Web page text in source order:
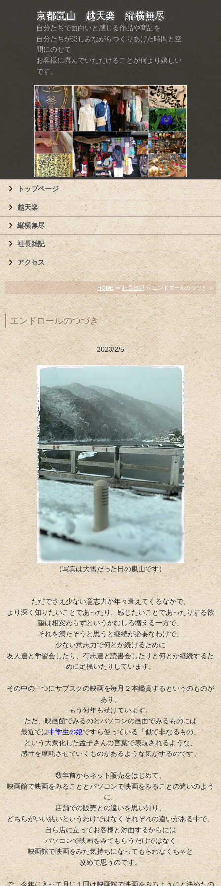
京都嵐山 越天楽 縦横無尽
自分たちで面白いと感じる作品や商品を
自分たちが楽しみながらつくりあげた時間と空
間にのせて
お客様に喜んでいただけることが何より嬉しい
です。
トップページ
越天楽
縦横無尽
社長雑記
アクセス
HOME ≫ 社長雑記 ≫ エンドロールのつづき ≫
エンドロールのつづき
2023/2/5
（写真は大雪だった日の嵐山です）
ただでさえ少ない意志力が年々衰えてくるなかで、
より深く知りたいことであったり、感じたいことであったりする欲
望は相変わらずというかむしろ増える一方で、
それを満たそうと思うと継続が必要なわけで、
少ない意志力で何とか続けるために
友人達と学習会したり、有志達と読書会したりと何とか継続するた
めに足掻いたりしています。
その中の一つにサブスクの映画を毎月２本鑑賞するというのものが
あり、
もう何年も続けています。
ただ、映画館でみるのとパソコンの画面でみるものには
最近では中学生の娘ですら使っている「似て非なるもの」
という大衆化した孟子さんの言葉で表現されるような、
感性を摩耗させていくものがあるような気がするのです。
数年前からネット販売をはじめて、
映画館で映画をみることとパソコンで映画をみることの違いのよう
に、
店舗での販売との違いを思い知り、
どちらがいい悪いというわけではなくそれぞれの違いがある中で、
自ら店に立ってお客様と対面するからには
パソコンで映画をみてもらうだけではなく
映画館で映画をみた気持ちになってもらわなくちゃと
改めて思うのです。
で、今年に入って月に１回は映画館で映画をみるようにと決めたの